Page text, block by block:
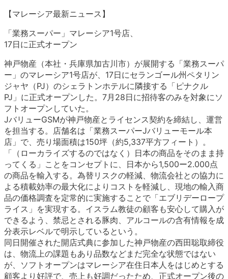
【マレーシア最新ニュース】
「業務スーパー」マレーシア1号店、
17日に正式オープン
神戸物産（本社・兵庫県加古川市）が展開する「業務スーパ
ー」のマレーシア1号店が、17日にセランゴール州ペタリン
ジャヤ（PJ）のシェラトンホテルに隣接する「ピナクル
PJ」に正式オープンした。7月28日に招待客のみを対象にソ
フトオープンしていた。
JバリューGSMが神戸物産とライセンス契約を締結し、運営
を担当する。店舗名は「業務スーパーJバリューモール本
店」で、売り場面積は150坪（約5,337平方フィート）。
「（ローカライズするのではなく）日本の商品をそのまま持
ってくる」ことをコンセプトに、日本から1,500ー2.000点
の商品を輸入する。為替リスクの軽減、物流会社との協力に
よる積載効率の最大化によりコストを軽減し、現地の輸入商
品の価格調査を定常的に実施することで「エブリデーロープ
ライス」を実現する。イスラム教徒の顧客も安心して購入が
できるよう、禁忌とされる豚肉、アルコールの含有情報を成
分表示レベルで明示しているという。
同日開催された開店式典に参加した神戸物産の西田聡取締役
は、物流上の課題もあり品数などまだ完全な状態ではない
が、ソフトオープンはマレーシア在住日本人をはじめとする
顧客より好評で、売上も好調だったため、正式オープン後の